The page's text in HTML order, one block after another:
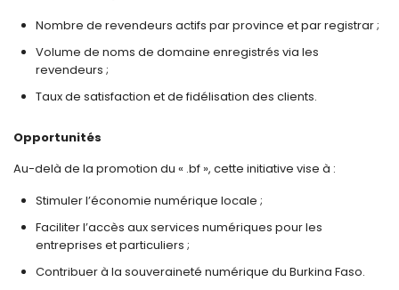
Nombre de revendeurs actifs par province et par registrar ;
Volume de noms de domaine enregistrés via les
revendeurs ;
Taux de satisfaction et de fidélisation des clients.
Opportunités
Au-delà de la promotion du « .bf », cette initiative vise à :
Stimuler l’économie numérique locale ;
Faciliter l’accès aux services numériques pour les
entreprises et particuliers ;
Contribuer à la souveraineté numérique du Burkina Faso.